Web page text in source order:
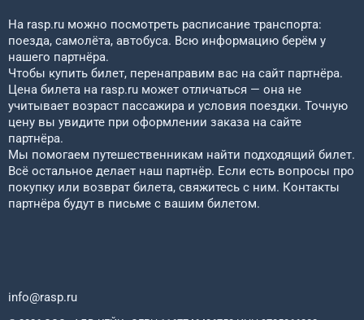
На rasp.ru можно посмотреть расписание транспорта:
поезда, самолёта, автобуса. Всю информацию берём у
нашего партнёра.
Чтобы купить билет, перенаправим вас на сайт партнёра.
Цена билета на rasp.ru может отличаться — она не
учитывает возраст пассажира и условия поездки. Точную
цену вы увидите при оформлении заказа на сайте
партнёра.
Мы помогаем путешественникам найти подходящий билет.
Всё остальное делает наш партнёр. Если есть вопросы про
покупку или возврат билета, свяжитесь с ним. Контакты
партнёра будут в письме с вашим билетом.
info@rasp.ru